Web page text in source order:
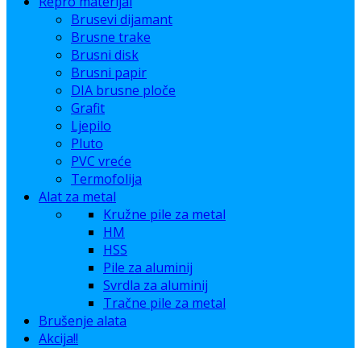
Brusevi dijamant
Brusne trake
Brusni disk
Brusni papir
DIA brusne ploče
Grafit
Ljepilo
Pluto
PVC vreće
Termofolija
Alat za metal
Kružne pile za metal
HM
HSS
Pile za aluminij
Svrdla za aluminij
Tračne pile za metal
Brušenje alata
Akcija!!